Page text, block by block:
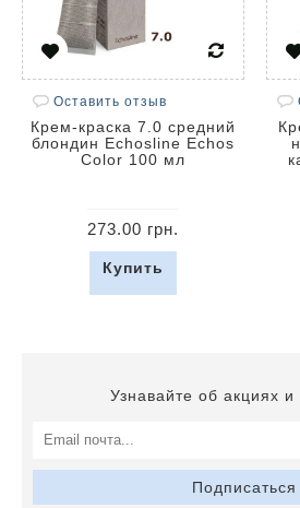
Оставить отзыв
Крем-краска 7.0 средний
блондин Echosline Echos
Color 100 мл
273.00 грн.
Купить
Узнавайте об акциях и
Подписаться